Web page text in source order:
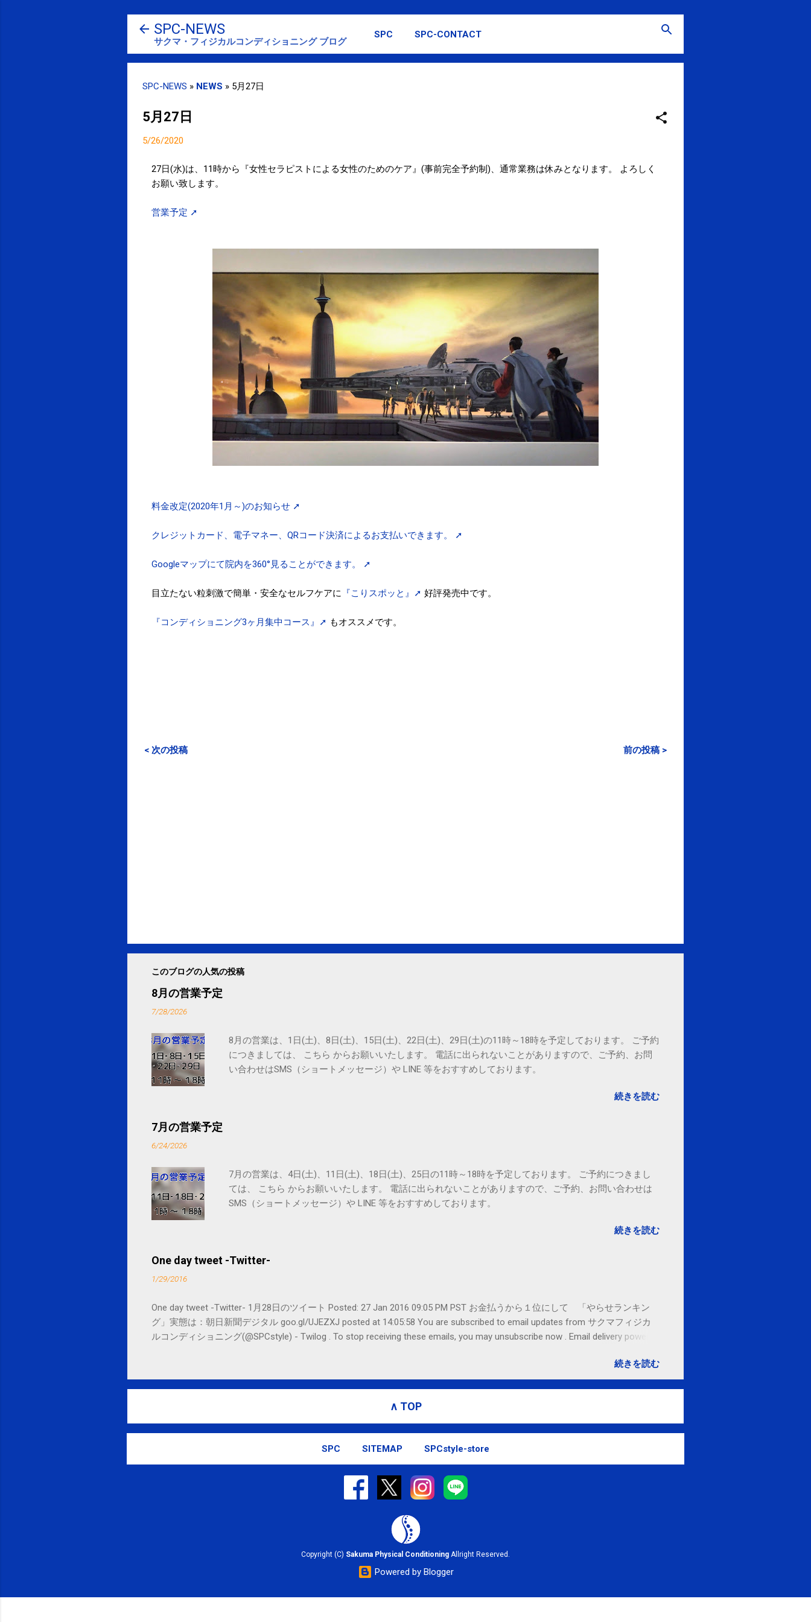
スキップしてメイン コンテンツに移動
SPC-NEWS
サクマ・フィジカルコンディショニング ブログ
SPC SPC-CONTACT
SPC-NEWS » NEWS » 5月27日
5月27日
5/26/2020
27日(水)は、11時から『女性セラピストによる女性のためのケア』(事前完全予約制)、通常業務は休みとなります。 よろしく
お願い致します。
営業予定 ➚
料金改定(2020年1月～)のお知らせ ➚
クレジットカード、電子マネー、QRコード決済によるお支払いできます。 ➚
Googleマップにて院内を360°見ることができます。 ➚
目立たない粒刺激で簡単・安全なセルフケアに 『こりスポッと』➚ 好評発売中です。
『コンディショニング3ヶ月集中コース』➚ もオススメです。
< 次の投稿 前の投稿 >
このブログの人気の投稿
8月の営業予定
7/28/2026
8月の営業は、1日(土)、8日(土)、15日(土)、22日(土)、29日(土)の11時～18時を予定しております。 ご予約
につきましては、 こちら からお願いいたします。 電話に出られないことがありますので、ご予約、お問
い合わせはSMS（ショートメッセージ）や LINE 等をおすすめしております。
続きを読む
7月の営業予定
6/24/2026
7月の営業は、4日(土)、11日(土)、18日(土)、25日の11時～18時を予定しております。 ご予約につきまし
ては、 こちら からお願いいたします。 電話に出られないことがありますので、ご予約、お問い合わせは
SMS（ショートメッセージ）や LINE 等をおすすめしております。
続きを読む
One day tweet -Twitter-
1/29/2016
One day tweet -Twitter- 1月28日のツイート Posted: 27 Jan 2016 09:05 PM PST お金払うから１位にして 「やらせランキン
グ」実態は：朝日新聞デジタル goo.gl/UJEZXJ posted at 14:05:58 You are subscribed to email updates from サクマフィジカ
ルコンディショニング(@SPCstyle) - Twilog . To stop receiving these emails, you may unsubscribe now . Email delivery powered
続きを読む
∧ TOP
SPC SITEMAP SPCstyle-store
Copyright (C) Sakuma Physical Conditioning Allright Reserved.
Powered by Blogger